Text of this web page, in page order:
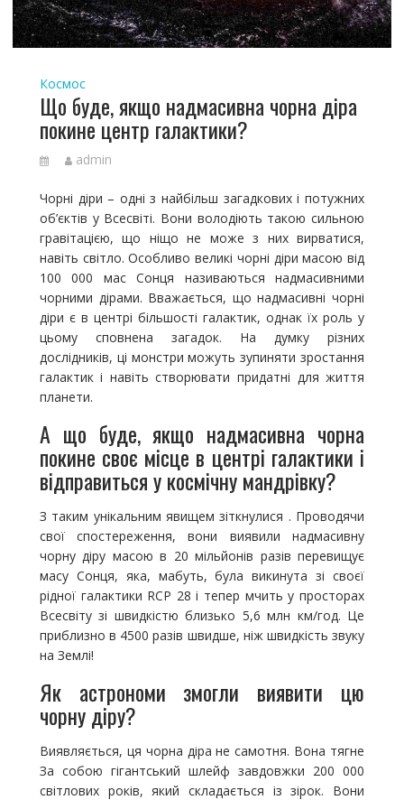
Космос
Що буде, якщо надмасивна чорна діра
покине центр галактики?
admin
Чорні діри – одні з найбільш загадкових і потужних
об’єктів у Всесвіті. Вони володіють такою сильною
гравітацією, що ніщо не може з них вирватися,
навіть світло. Особливо великі чорні діри масою від
100 000 мас Сонця називаються надмасивними
чорними дірами. Вважається, що надмасивні чорні
діри є в центрі більшості галактик, однак їх роль у
цьому сповнена загадок. На думку різних
дослідників, ці монстри можуть зупиняти зростання
галактик і навіть створювати придатні для життя
планети.
А що буде, якщо надмасивна чорна
покине своє місце в центрі галактики і
відправиться у космічну мандрівку?
З таким унікальним явищем зіткнулися . Проводячи
свої спостереження, вони виявили надмасивну
чорну діру масою в 20 мільйонів разів перевищує
масу Сонця, яка, мабуть, була викинута зі своєї
рідної галактики RCP 28 і тепер мчить у просторах
Всесвіту зі швидкістю близько 5,6 млн км/год. Це
приблизно в 4500 разів швидше, ніж швидкість звуку
на Землі!
Як астрономи змогли виявити цю
чорну діру?
Виявляється, ця чорна діра не самотня. Вона тягне
За собою гігантський шлейф завдовжки 200 000
світлових років, який складається із зірок. Вони